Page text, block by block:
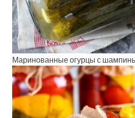
Маринованные огурцы с